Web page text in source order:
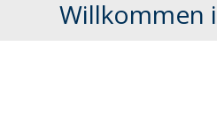
Willkommen